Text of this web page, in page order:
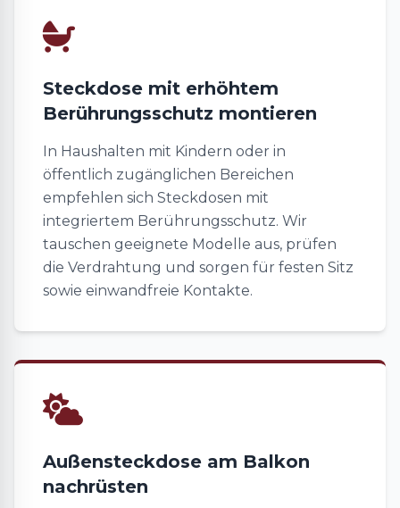
Steckdose mit erhöhtem
Berührungsschutz montieren
In Haushalten mit Kindern oder in
öffentlich zugänglichen Bereichen
empfehlen sich Steckdosen mit
integriertem Berührungsschutz. Wir
tauschen geeignete Modelle aus, prüfen
die Verdrahtung und sorgen für festen Sitz
sowie einwandfreie Kontakte.
Außensteckdose am Balkon
nachrüsten